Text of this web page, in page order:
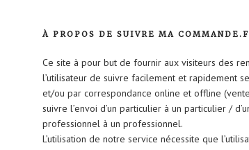
À PROPOS DE SUIVRE MA
Ce site à pour but de fournir aux visiteurs des
l’utilisateur de suivre facilement et rapidement
et/ou par correspondance online et offline
suivre l’envoi d’un particulier à un particulier /
professionnel à un professionnel.
L’utilisation de notre service nécessite que